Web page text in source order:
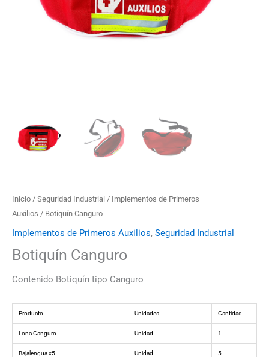
Inicio / Seguridad Industrial / Implementos de Primeros
Auxilios / Botiquín Canguro
Implementos de Primeros Auxilios, Seguridad Industrial
Botiquín Canguro
Contenido Botiquín tipo Canguro
Producto Unidades Cantidad
Lona Canguro Unidad 1
Bajalengua x5 Unidad 5